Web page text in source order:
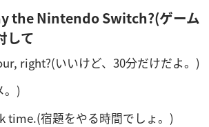
the Nintendo Switch?(ゲーム
して
right?(いいけど、30分だけだよ。)
。)
time.(宿題をやる時間でしょ。)